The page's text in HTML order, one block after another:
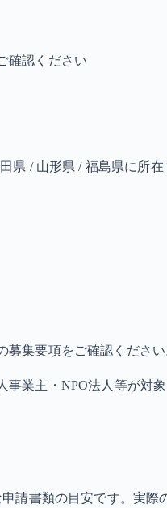
確認ください
県 / 山形県 / 福島県に所
集要項をご確認ください
業主・NPO法人等が対
請書類の目安です。実際